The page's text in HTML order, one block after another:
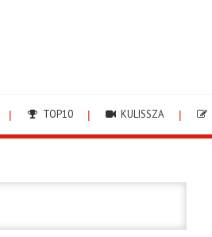
TOP10 KULISSZA